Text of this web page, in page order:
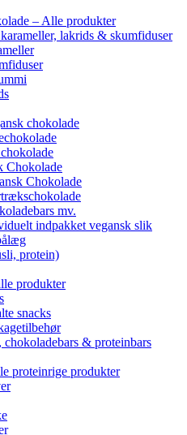
– Alle produkter
lakrids & skumfiduser
chokolade
Chokolade
Chokolade
mv.
indpakket vegansk slik
protein)
produkter
snacks
chokoladebars & proteinbars
proteinrige produkter